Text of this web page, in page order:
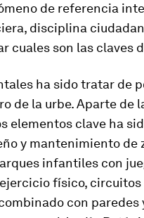
de referencia
disciplina
cuales son las claves
ha sido tratar de
de la urbe. Aparte de
elementos clave ha
y mantenimiento de
infantiles con
físico, circuitos
con paredes